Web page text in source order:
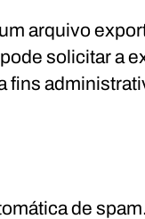
arquivo
solicitar a
fins
de spam.